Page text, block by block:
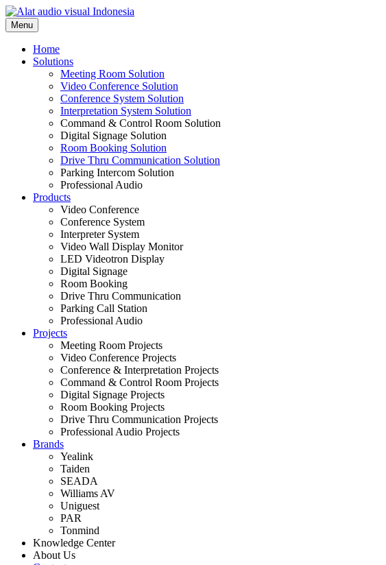
Skip
to
content
Menu
Home
Solutions
Meeting Room Solution
Video Conference Solution
Conference System Solution
Interpretation System Solution
Command & Control Room Solution
Digital Signage Solution
Room Booking Solution
Drive Thru Communication Solution
Parking Intercom Solution
Professional Audio
Products
Video Conference
Conference System
Interpreter System
Video Wall Display Monitor
LED Videotron Display
Digital Signage
Room Booking
Drive Thru Communication
Parking Call Station
Professional Audio
Projects
Meeting Room Projects
Video Conference Projects
Conference & Interpretation Projects
Command & Control Room Projects
Digital Signage Projects
Room Booking Projects
Drive Thru Communication Projects
Professional Audio Projects
Brands
Yealink
Taiden
SEADA
Williams AV
Uniguest
PAR
Tonmind
Knowledge Center
About Us